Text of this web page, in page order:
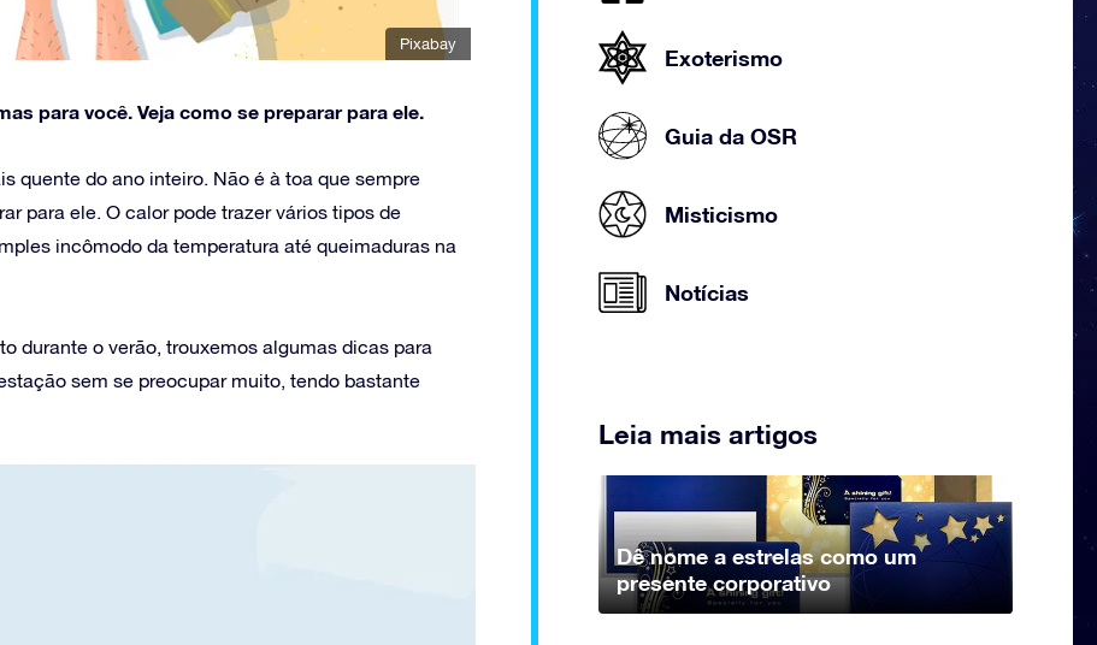
Pixabay
para você. Veja como se preparar para ele.
quente do ano inteiro. Não é à toa que sempre
para ele. O calor pode trazer vários tipos de
incômodo da temperatura até queimaduras na
durante o verão, trouxemos algumas dicas para
sem se preocupar muito, tendo bastante
Exoterismo
Guia da OSR
Misticismo
Notícias
Leia mais artigos
Dê nome a estrelas como um
presente corporativo